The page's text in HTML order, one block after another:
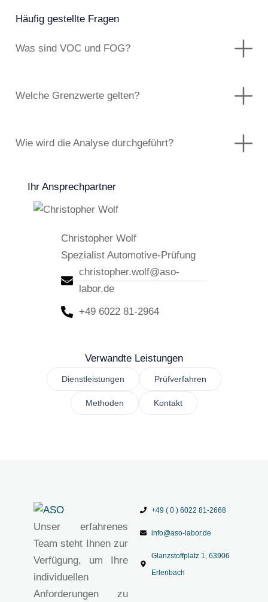
Häufig gestellte Fragen
Was sind VOC und FOG?
Welche Grenzwerte gelten?
Wie wird die Analyse durchgeführt?
Ihr Ansprechpartner
Christopher Wolf
Spezialist Automotive-Prüfung
christopher.wolf@aso-
labor.de
+49 6022 81-2964
Verwandte Leistungen
Dienstleistungen Prüfverfahren
Methoden Kontakt
Unser erfahrenes
Team steht Ihnen zur
Verfügung, um Ihre
individuellen
Anforderungen zu
+49 ( 0 ) 6022 81-2668
info@aso-labor.de
Glanzstoffplatz 1, 63906
Erlenbach